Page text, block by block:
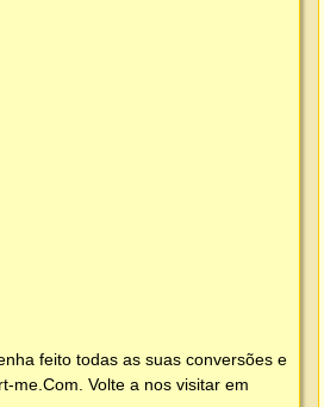
feito todas as suas conversões e
me.Com . Volte a nos visitar em